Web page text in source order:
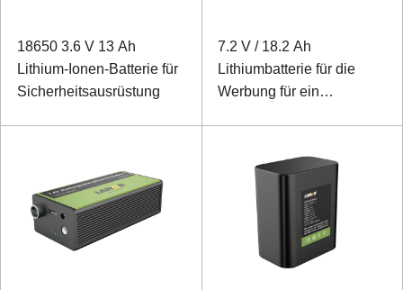
18650 3.6 V 13 Ah
Lithium-Ionen-Batterie für
Sicherheitsausrüstung
7.2 V / 18.2 Ah
Lithiumbatterie für die
Werbung für ein